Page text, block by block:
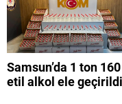
Samsun’da 1 ton
etil alkol ele geçirildi